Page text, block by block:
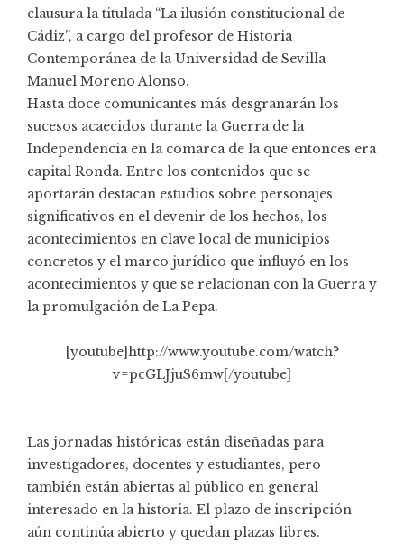
clausura la titulada “La ilusión constitucional de
Cádiz”, a cargo del profesor de Historia
Contemporánea de la Universidad de Sevilla
Manuel Moreno Alonso.
Hasta doce comunicantes más desgranarán los
sucesos acaecidos durante la Guerra de la
Independencia en la comarca de la que entonces era
capital Ronda. Entre los contenidos que se
aportarán destacan estudios sobre personajes
significativos en el devenir de los hechos, los
acontecimientos en clave local de municipios
concretos y el marco jurídico que influyó en los
acontecimientos y que se relacionan con la Guerra y
la promulgación de La Pepa.
[youtube]http://www.youtube.com/watch?
v=pcGLJjuS6mw[/youtube]
Las jornadas históricas están diseñadas para
investigadores, docentes y estudiantes, pero
también están abiertas al público en general
interesado en la historia. El plazo de inscripción
aún continúa abierto y quedan plazas libres.